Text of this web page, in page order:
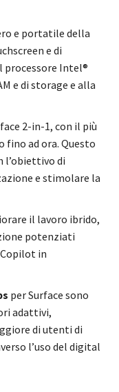
e portatile della
e di
processore Intel®
e di storage e alla
2-in-1, con il più
ad ora. Questo
l’obiettivo di
e stimolare la
il lavoro ibrido,
potenziati
in
per Surface sono
adattivi,
di utenti di
l’uso del digital